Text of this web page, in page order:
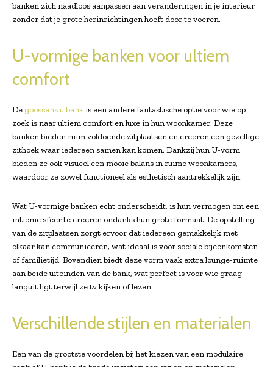
banken zich naadloos aanpassen aan veranderingen in je interieur
zonder dat je grote herinrichtingen hoeft door te voeren.
U-vormige banken voor ultiem
comfort
De goossens u bank is een andere fantastische optie voor wie op
zoek is naar ultiem comfort en luxe in hun woonkamer. Deze
banken bieden ruim voldoende zitplaatsen en creëren een gezellige
zithoek waar iedereen samen kan komen. Dankzij hun U-vorm
bieden ze ook visueel een mooie balans in ruime woonkamers,
waardoor ze zowel functioneel als esthetisch aantrekkelijk zijn.
Wat U-vormige banken echt onderscheidt, is hun vermogen om een
intieme sfeer te creëren ondanks hun grote formaat. De opstelling
van de zitplaatsen zorgt ervoor dat iedereen gemakkelijk met
elkaar kan communiceren, wat ideaal is voor sociale bijeenkomsten
of familietijd. Bovendien biedt deze vorm vaak extra lounge-ruimte
aan beide uiteinden van de bank, wat perfect is voor wie graag
languit ligt terwijl ze tv kijken of lezen.
Verschillende stijlen en materialen
Een van de grootste voordelen bij het kiezen van een modulaire